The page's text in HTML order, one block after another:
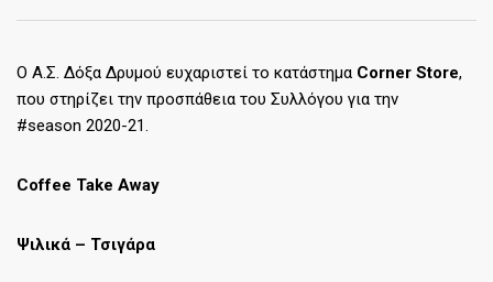
Ο Α.Σ. Δόξα Δρυμού ευχαριστεί το κατάστημα Corner Store,
που στηρίζει την προσπάθεια του Συλλόγου για την
#season 2020-21.
Coffee Take Away
Ψιλικά – Τσιγάρα